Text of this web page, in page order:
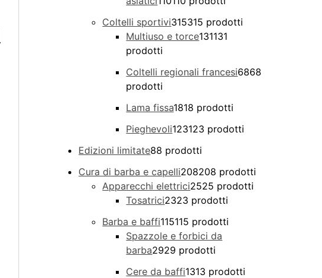
Coltelli sportivi315315 prodotti
Multiuso e torce131131
prodotti
Coltelli regionali francesi6868
prodotti
Lama fissa1818 prodotti
Pieghevoli123123 prodotti
Edizioni limitate88 prodotti
Cura di barba e capelli208208 prodotti
Apparecchi elettrici2525 prodotti
Tosatrici2323 prodotti
Barba e baffi115115 prodotti
Spazzole e forbici da
barba2929 prodotti
Cere da baffi1313 prodotti